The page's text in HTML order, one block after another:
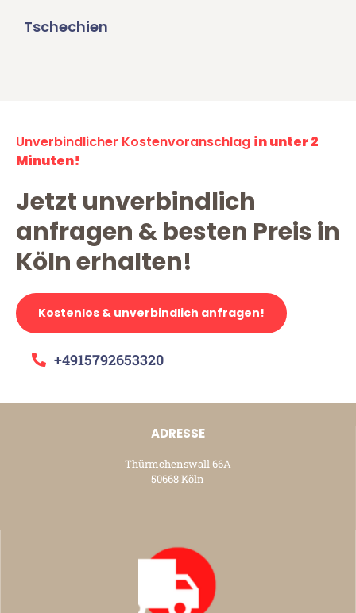
Tschechien
Unverbindlicher Kostenvoranschlag in unter 2
Minuten!
Jetzt unverbindlich
anfragen & besten Preis in
Köln erhalten!
Kostenlos & unverbindlich anfragen!
+4915792653320
ADRESSE
Thürmchenswall 66A
50668 Köln